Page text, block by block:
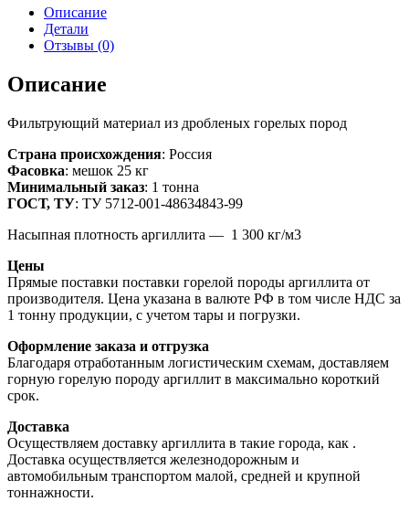
(мешок
кг)
Описание
Детали
Отзывы (0)
Описание
Фильтрующий материал из дробленых горелых пород
Страна происхождения: Россия
Фасовка: мешок 25 кг
Минимальный заказ: 1 тонна
ГОСТ, ТУ: ТУ 5712-001-48634843-99
Насыпная плотность аргиллита — 1 300 кг/м3
Цены
Прямые поставки поставки горелой породы аргиллита от
производителя. Цена указана в валюте РФ в том числе НДС за
1 тонну продукции, с учетом тары и погрузки.
Оформление заказа и отгрузка
Благодаря отработанным логистическим схемам, доставляем
горную горелую породу аргиллит в максимально короткий
срок.
Доставка
Осуществляем доставку аргиллита в такие города, как .
Доставка осуществляется железнодорожным и
автомобильным транспортом малой, средней и крупной
тоннажности.